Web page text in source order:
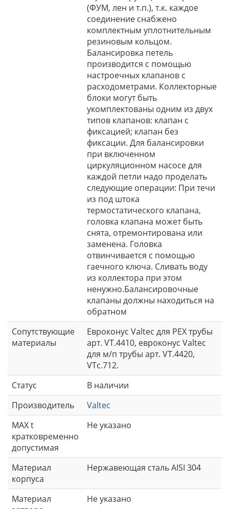
(ФУМ, лен и т.п.), т.к. каждое
соединение снабжено
комплектным уплотнительным
резиновым кольцом.
Балансировка петель
производится с помощью
настроечных клапанов с
расходометрами. Коллекторные
блоки могут быть
укомплектованы одним из двух
типов клапанов: клапан с
фиксацией; клапан без
фиксации. Для балансировки
при включенном
циркуляционном насосе для
каждой петли надо проделать
следующие операции: При течи
из под штока
термостатического клапана,
головка клапана может быть
снята, отремонтирована или
заменена. Головка
отвинчивается с помощью
гаечного ключа. Сливать воду
из коллектора при этом
ненужно.Балансировочные
клапаны должны находиться на
обратном
Сопутствующие
материалы
Евроконус Valtec для PEX трубы
арт. VT.4410, евроконус Valtec
для м/п трубы арт. VT.4420,
VTc.712.
Статус
В наличии
Производитель
Valtec
MAX t
кратковременно
допустимая
Не указано
Материал
корпуса
Нержавеющая сталь AISI 304
Материал
Не указано